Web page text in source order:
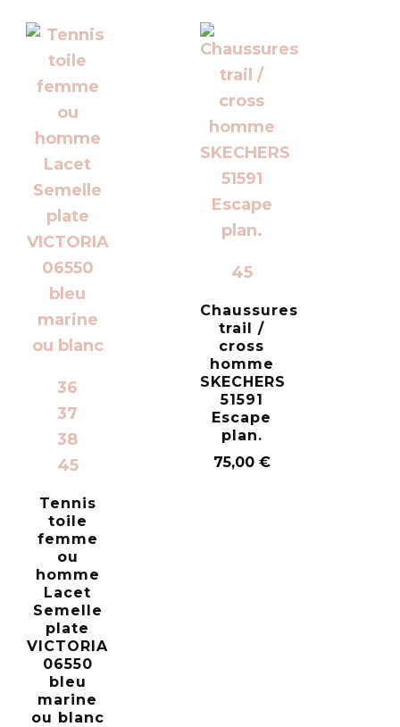
36
37
38
45
Tennis
toile
femme
ou
homme
Lacet
Semelle
plate
VICTORIA
06550
bleu
marine
ou blanc
45
Chaussures
trail /
cross
homme
SKECHERS
51591
Escape
plan.
75,00 €